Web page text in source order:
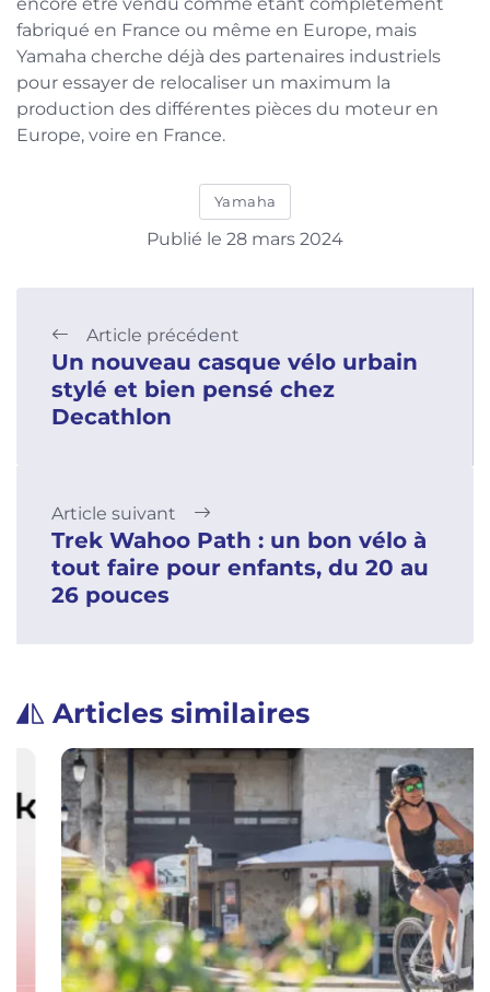
fabriqué en France ou même en Europe, mais
Yamaha cherche déjà des partenaires industriels
pour essayer de relocaliser un maximum la
production des différentes pièces du moteur en
Europe, voire en France.
Yamaha
Publié le 28 mars 2024
Article précédent
Un nouveau casque vélo urbain
stylé et bien pensé chez
Decathlon
Article suivant
Trek Wahoo Path : un bon vélo à
tout faire pour enfants, du 20 au
26 pouces
Articles similaires